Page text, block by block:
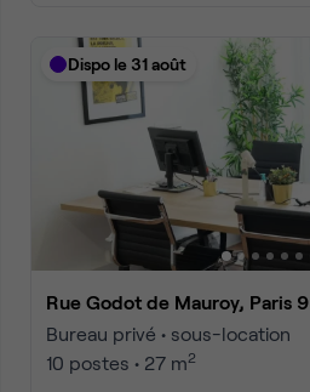
Dispo le 31 août
Rue Godot de Mauroy, Paris 9
Bureau privé • sous-location
10 postes • 27 m2